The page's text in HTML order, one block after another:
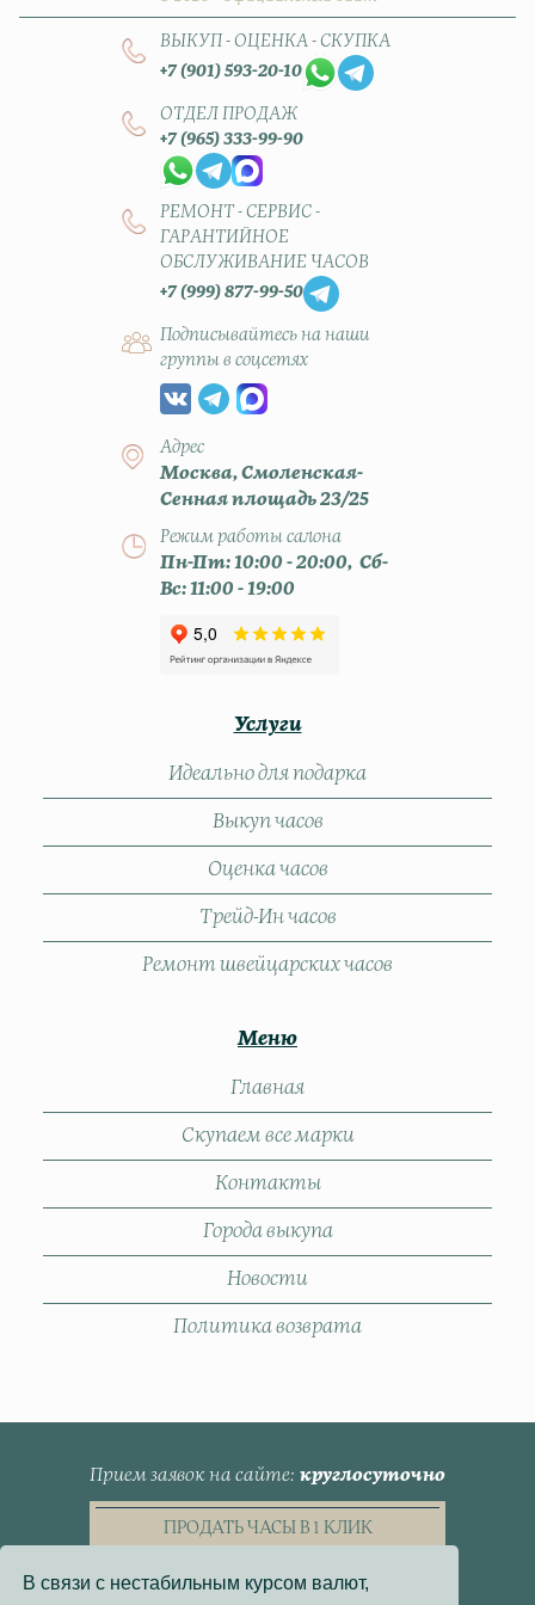
ВЫКУП - ОЦЕНКА - СКУПКА
+7 (901) 593-20-10
ОТДЕЛ ПРОДАЖ
+7 (965) 333-99-90
РЕМОНТ - СЕРВИС -
ГАРАНТИЙНОЕ
ОБСЛУЖИВАНИЕ ЧАСОВ
+7 (999) 877-99-50
Подписывайтесь на наши
группы в соцсетях
Адрес
Москва, Смоленская-
Сенная площадь 23/25
Режим работы салона
Пн-Пт: 10:00 - 20:00, Сб-
Вс: 11:00 - 19:00
Услуги
Идеально для подарка
Выкуп часов
Оценка часов
Трейд-Ин часов
Ремонт швейцарских часов
Меню
Главная
Скупаем все марки
Контакты
Города выкупа
Новости
Политика возврата
Прием заявок на сайте круглосуточно
ПРОДАТЬ ЧАСЫ В 1 КЛИК
В связи с нестабильным курсом валют,